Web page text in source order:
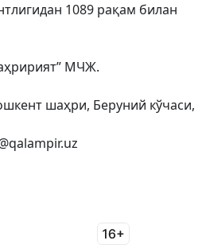
1089 рақам билан
МЧЖ.
шаҳри, Беруний кўчаси,